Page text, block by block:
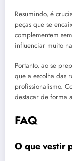
Resumindo, é
peças que se
complementem
influenciar muito
Portanto, ao se
que a escolha das
profissionalismo.
destacar de forma
FAQ
O que vestir